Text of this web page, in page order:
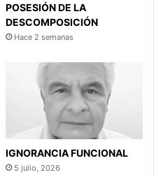
POSESIÓN DE LA
DESCOMPOSICIÓN
Hace 2 semanas
IGNORANCIA FUNCIONAL
5 julio, 2026